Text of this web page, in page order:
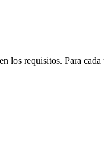
los requisitos. Para